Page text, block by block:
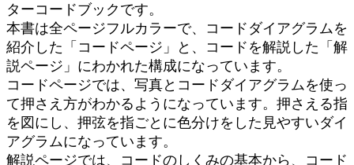
ターコードブックです。
本書は全ページフルカラーで、コードダイアグラムを
紹介した「コードページ」と、コードを解説した「解
説ページ」にわかれた構成になっています。
コードページでは、写真とコードダイアグラムを使っ
て押さえ方がわかるようになっています。押さえる指
を図にし、押弦を指ごとに色分けをした見やすいダイ
アグラムになっています。
解説ページでは、コードのしくみの基本から、コード